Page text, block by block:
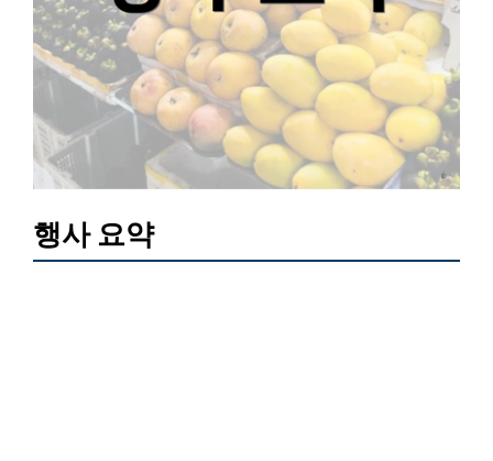
행사 요약